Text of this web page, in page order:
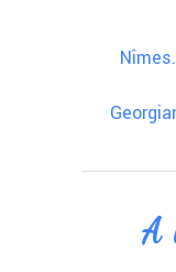
A